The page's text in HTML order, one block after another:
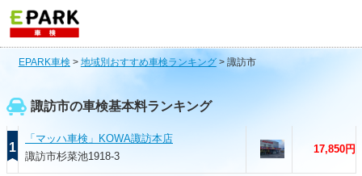
EPARK車検 > 地域別おすすめ車検ランキング> 諏訪市
諏訪市の車検基本料ランキング
1
「マッハ車検」KOWA諏訪本店
諏訪市杉菜池1918-3
17,850円